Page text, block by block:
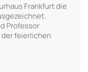
Frankfurt die
Professor
der feierlichen